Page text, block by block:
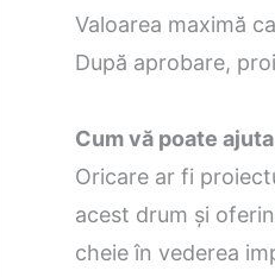
Valoarea maximă
După aprobare,
Cum vă poate
Oricare ar fi
acest drum şi
cheie în vederea